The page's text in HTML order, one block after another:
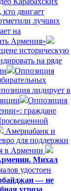
кто двигает
лучших
на
Армения»
историческую
на ряде
Оппозиция
лидирует в
Оппозиция
граждане
Америабанк и
для поддержки
в Армении
Михал
удостоен
— не
угроза